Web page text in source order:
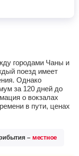
городами Чаны и
поезд имеет
Однако
за 120 дней до
о вокзалах
в пути, ценах
– местное